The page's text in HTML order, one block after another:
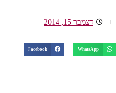
דצמבר 15, 2014
WhatsApp
Facebook